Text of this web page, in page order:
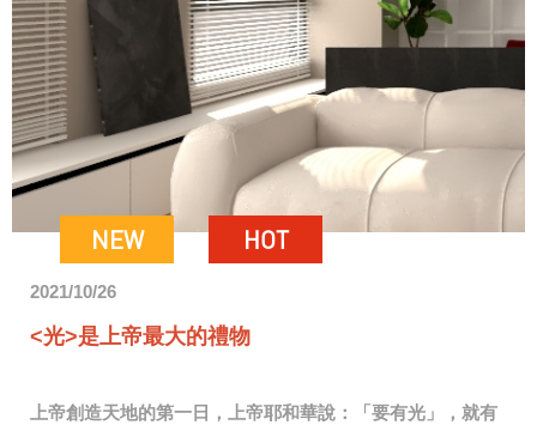
NEW HOT
2021/10/26
<光>是上帝最大的禮物
上帝創造天地的第一日，上帝耶和華說：「要有光」，就有